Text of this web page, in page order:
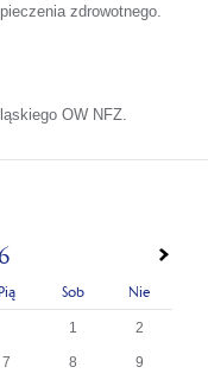
zdrowotnego.
OW NFZ.
Pią Sob Nie
1 2
7 8 9